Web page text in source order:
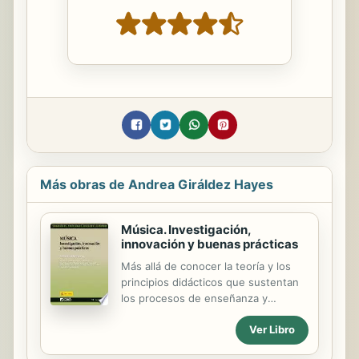
Más obras de Andrea Giráldez Hayes
Música. Investigación,
innovación y buenas prácticas
Más allá de conocer la teoría y los
principios didácticos que sustentan
los procesos de enseñanza y
aprendizaje musical en la educación
secundaria, investigar e innovar
constituyen dos imperativos para
Ver Libro